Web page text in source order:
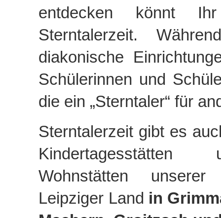
entdecken könnt
Sterntalerzeit.
diakonische
Schülerinnen und
die ein „Sterntaler“ für
Sterntalerzeit gibt es
Kindertagesstätten
Wohnstätten unserer
Leipziger Land in